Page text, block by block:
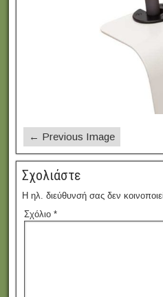
← Previous Image
Σχολιάστε
Η ηλ. διεύθυνσή σας δεν
Σχόλιο *